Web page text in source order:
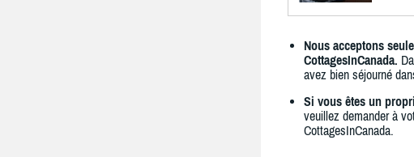
Nous acceptons
CottagesInCanada.
avez bien séjourné
Si vous êtes un
veuillez demander à
CottagesInCanada.